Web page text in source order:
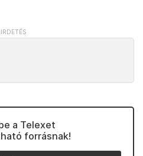
a Telexet
forrásnak!